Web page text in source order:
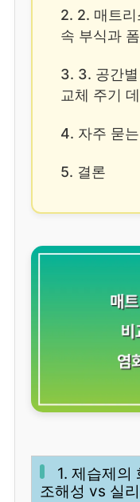
2. 2. 매트
속 부식과
3. 3. 공간
교체 주기
4. 자주 묻
5. 결론
1. 제습제의
조해성 vs 실